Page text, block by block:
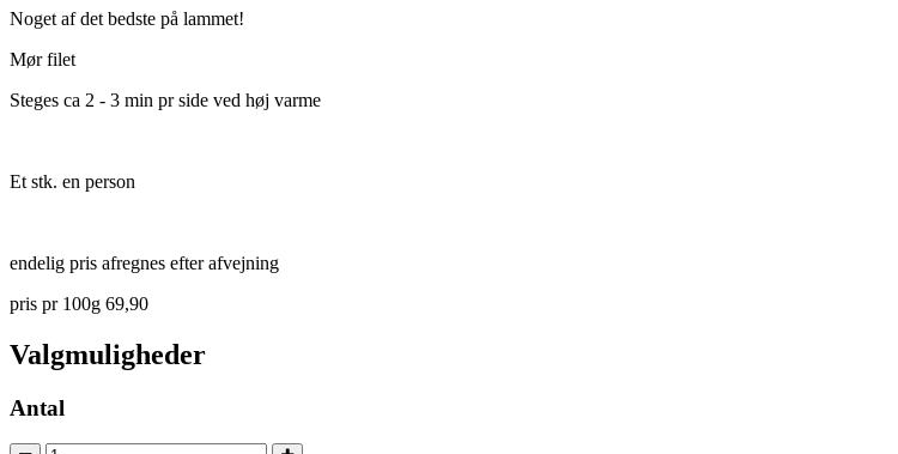
Noget af det bedste på lammet!
Mør filet
Steges ca 2 - 3 min pr side ved høj varme
Et stk. en person
endelig pris afregnes efter afvejning
pris pr 100g 69,90
Valgmuligheder
Antal